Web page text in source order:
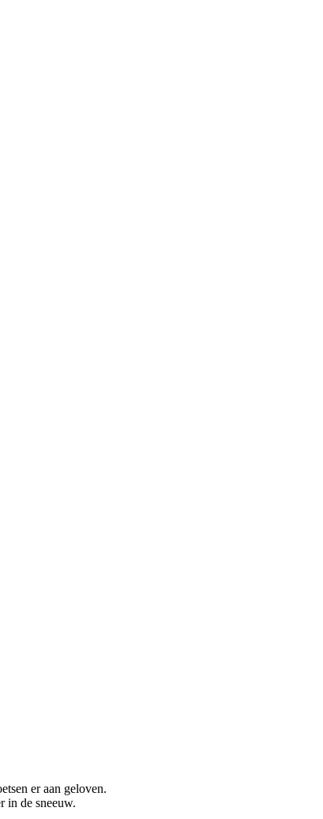
er aan geloven.
in de sneeuw.